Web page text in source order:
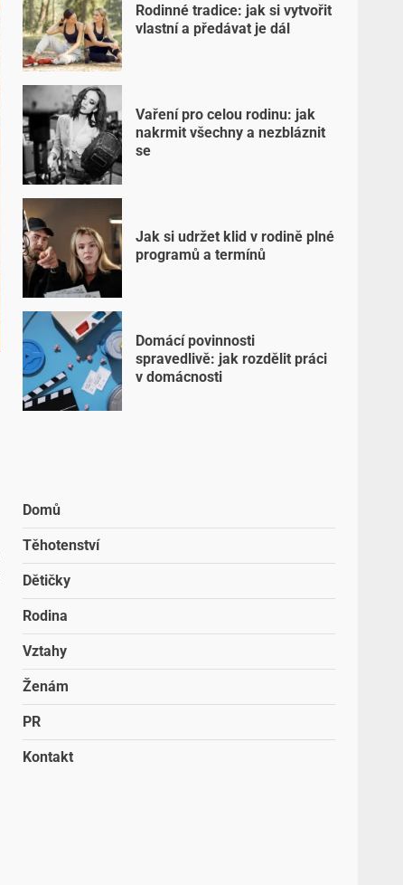
Rodinné tradice: jak si vytvořit
vlastní a předávat je dál
Vaření pro celou rodinu: jak
nakrmit všechny a nezbláznit
se
Jak si udržet klid v rodině plné
programů a termínů
Domácí povinnosti
spravedlivě: jak rozdělit práci
v domácnosti
Domů
Těhotenství
Dětičky
Rodina
Vztahy
Ženám
PR
Kontakt